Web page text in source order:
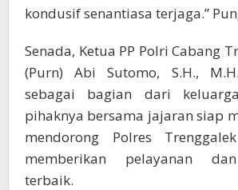
kondusif senantiasa terjaga.”
Senada, Ketua PP Polri Cabang
(Purn) Abi Sutomo, S.H.,
sebagai bagian dari
pihaknya bersama jajaran siap
mendorong Polres
memberikan pelayanan
terbaik.